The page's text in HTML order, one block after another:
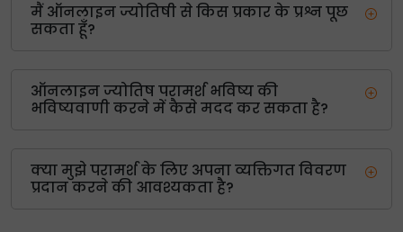
मैं ऑनलाइन ज्योतिषी से किस प्रकार के प्रश्न पूछ
सकता हूँ?
ऑनलाइन ज्योतिष परामर्श भविष्य की
भविष्यवाणी करने में कैसे मदद कर सकता है?
क्या मुझे परामर्श के लिए अपना व्यक्तिगत विवरण
प्रदान करने की आवश्यकता है?